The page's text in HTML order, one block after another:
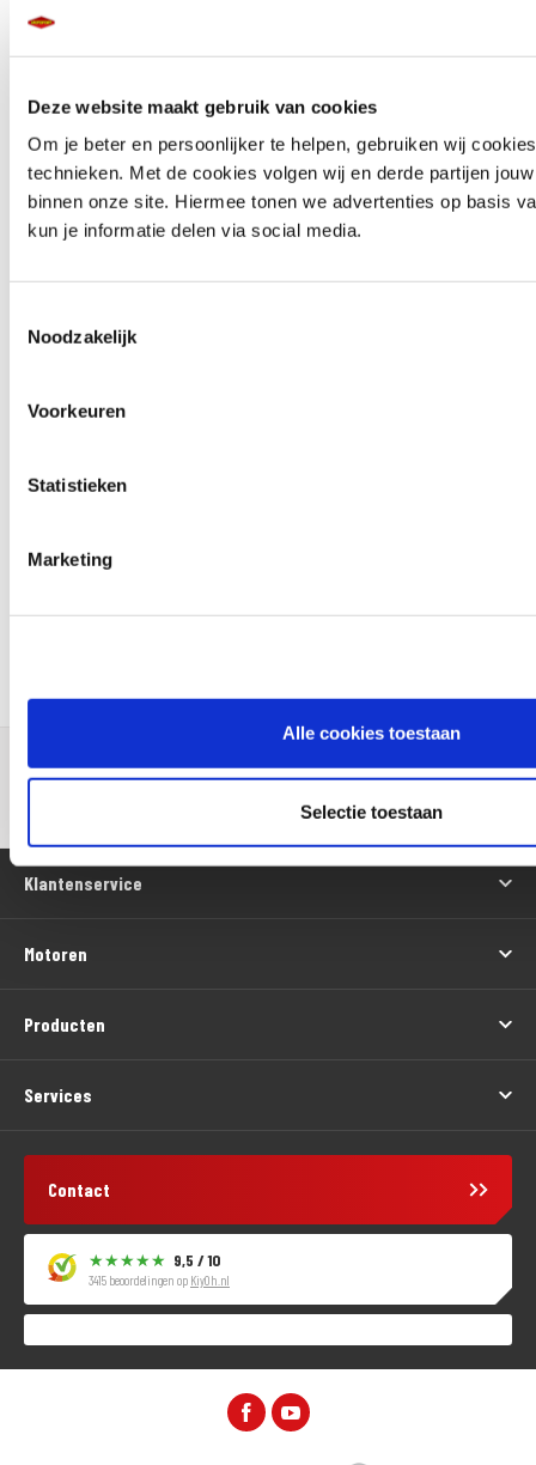
Deze website maakt gebruik van cookies
Om je beter en persoonlijker te helpen, gebruiken wij
technieken. Met de cookies volgen wij en derde partijen
binnen onze site. Hiermee tonen we advertenties op basis
kun je informatie delen via social media.
Noodzakelijk
Voorkeuren
Statistieken
Marketing
Alle cookies toestaan
Selectie toestaan
OPMERKING:
niet gebruiken in direct zonlicht en/of op verwarmde
oppervlakken. Niet gebruiken op remmen en banden.
Op werkdagen voor 16:00 uur besteld, is de volgende werkdag in huis
Gratis verzending vanaf € 100,-
Klantenservice
Motoren
Producten
Services
Contact
9,5 / 10
3415 beoordelingen op KiyOh.nl